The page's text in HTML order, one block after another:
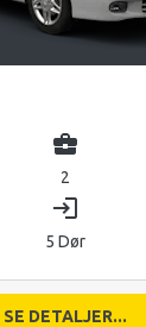
business_center
2
login
5 Dør
SE DETALJER...